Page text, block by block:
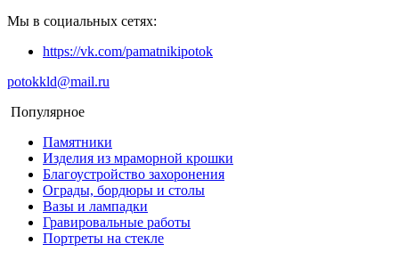
Мы в социальных сетях:
https://vk.com/pamatnikipotok
potokkld@mail.ru
Популярное
Памятники
Изделия из мраморной крошки
Благоустройство захоронения
Ограды, бордюры и столы
Вазы и лампадки
Гравировальные работы
Портреты на стекле